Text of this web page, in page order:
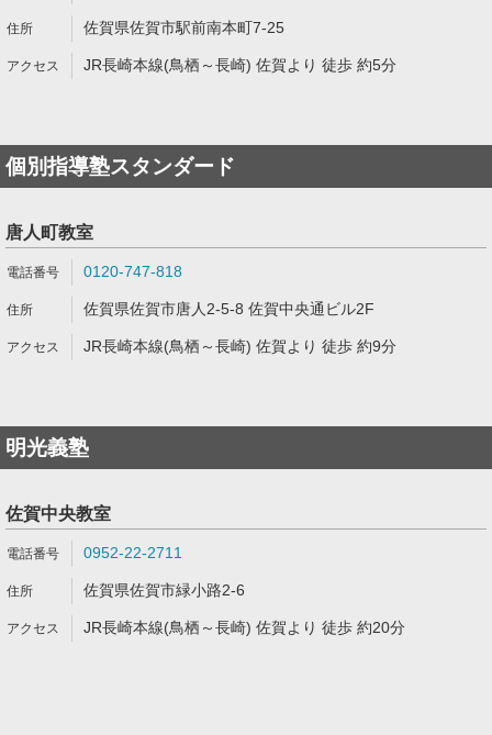
佐賀県佐賀市駅前南本町7-25
JR長崎本線(鳥栖～長崎) 佐賀より 徒歩 約5分
個別指導塾スタンダード
唐人町教室
0120-747-818
佐賀県佐賀市唐人2-5-8 佐賀中央通ビル2F
JR長崎本線(鳥栖～長崎) 佐賀より 徒歩 約9分
明光義塾
佐賀中央教室
0952-22-2711
佐賀県佐賀市緑小路2-6
JR長崎本線(鳥栖～長崎) 佐賀より 徒歩 約20分